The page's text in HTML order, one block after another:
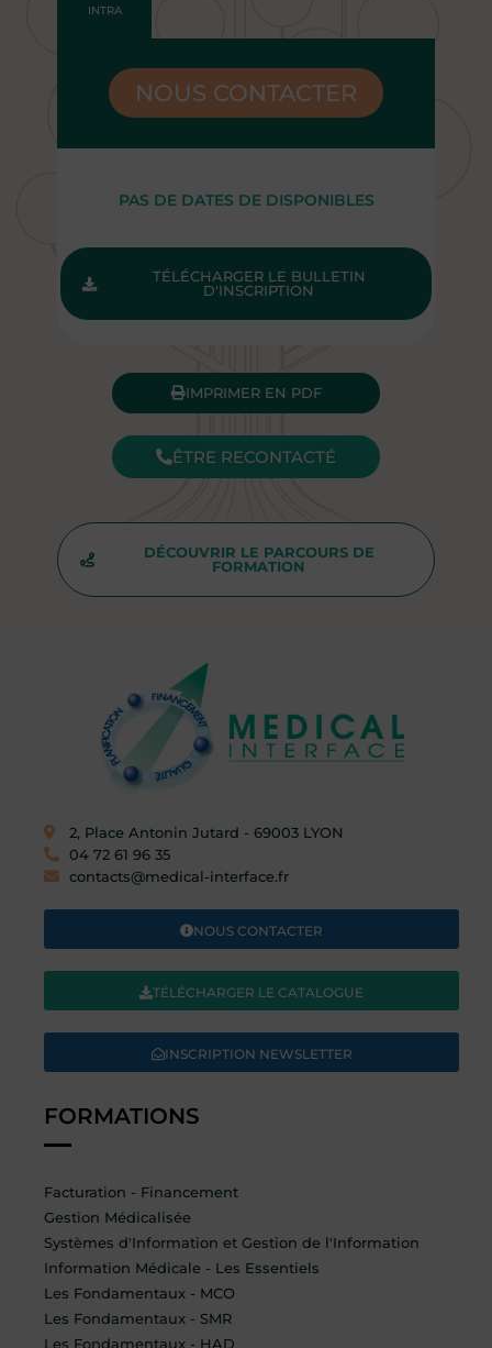
INTRA
NOUS CONTACTER
PAS DE DATES DE DISPONIBLES
TÉLÉCHARGER LE BULLETIN
D'INSCRIPTION
IMPRIMER EN PDF
ÊTRE RECONTACTÉ
DÉCOUVRIR LE PARCOURS DE
FORMATION
2, Place Antonin Jutard - 69003 LYON​
04 72 61 96 35
contacts@medical-interface.fr
NOUS CONTACTER
TÉLÉCHARGER LE CATALOGUE
INSCRIPTION NEWSLETTER
FORMATIONS
Facturation - Financement
Gestion Médicalisée
Systèmes d'Information et Gestion de l'Information
Information Médicale - Les Essentiels
Les Fondamentaux - MCO
Les Fondamentaux - SMR
Les Fondamentaux - HAD